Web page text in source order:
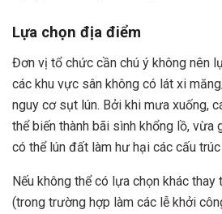
Lựa chọn địa điểm
Đơn vị tổ chức cần chú ý không nên
các khu vực sân không có lát xi
nguy cơ sụt lún. Bởi khi mưa xuống,
thể biến thành bãi sình khổng lồ, vừa
có thể lún đất làm hư hại các cấu
Nếu không thể có lựa chọn khác
(trong trường hợp làm các lễ khởi